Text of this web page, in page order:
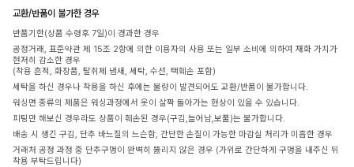
교환/반품이 불가한 경우
반품기한(상품 수령후 7일)이 경과한 경우
공정거래, 표준약관 제 15조 2항에 의한 이용자의 사용 또는 일부 소비에 의하여 재화 가치가
현저히 감소한 경우
(착용 흔적, 화장품, 탈취제 냄새, 세탁, 수선, 택훼손 포함)
세탁을 하신 경우나 착용을 하신 후에는 불량이 발견되어도 교환/반품이 불가합니다.
워싱면 종류의 제품은 워싱과정에서 옷이 살짝 돌아가는 현상이 있을 수 있습니다.
피팅만 해보신 경우라도 상품이 훼손된 경우(구김,늘어남,보풀)는 불가합니다.
배송 시 생긴 구김, 단추 바느질의 느슨함, 간단한 손질이 가능한 마감실 처리가 미흡한 경우
거래처 공정 과정 중 단추구멍이 완벽히 뚫리지 않은 경우 (가위로 간단하게 구멍을 내주신 뒤
착용 부탁드립니다)